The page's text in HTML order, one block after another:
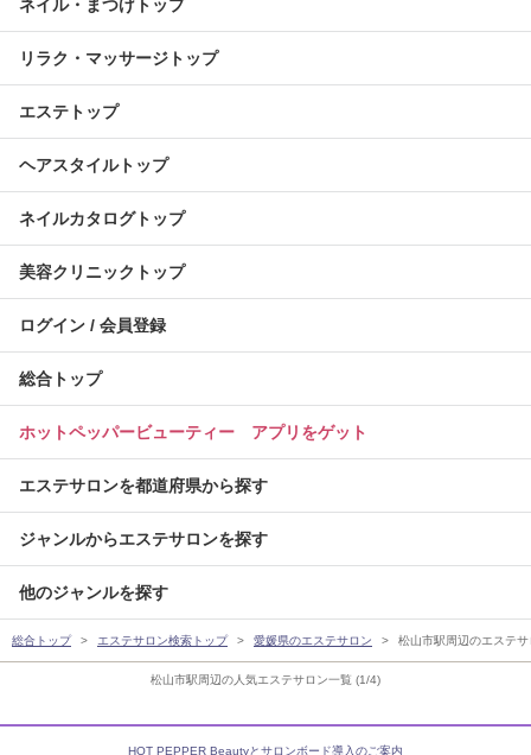
松山市駅周辺の人気エステサロン一覧 (1/4)
ネイル・まつげトップ
リラク・マッサージトップ
エステトップ
ヘアスタイルトップ
ネイルカタログトップ
美容クリニックトップ
ログイン / 会員登録
総合トップ
ホットペッパービューティー アプリをゲット
エステサロンを都道府県から探す
ジャンルからエステサロンを探す
他のジャンルを探す
総合トップ エステサロン検索トップ 愛媛県のエステサロン 松山市駅周辺のエステサ
HOT PEPPER Beautyとサロンボード導入のご案内